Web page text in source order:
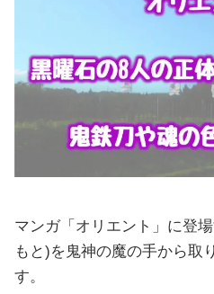
マンガ「オリエント」に登
もと)を鬼神の魔の手から取
す。